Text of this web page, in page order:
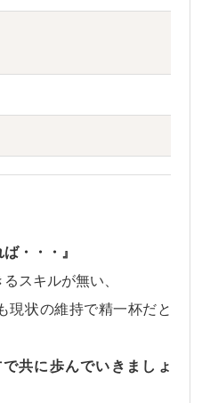
・・・』
スキルが無い、
現状の維持で精一杯だと
共に歩んでいきましょ